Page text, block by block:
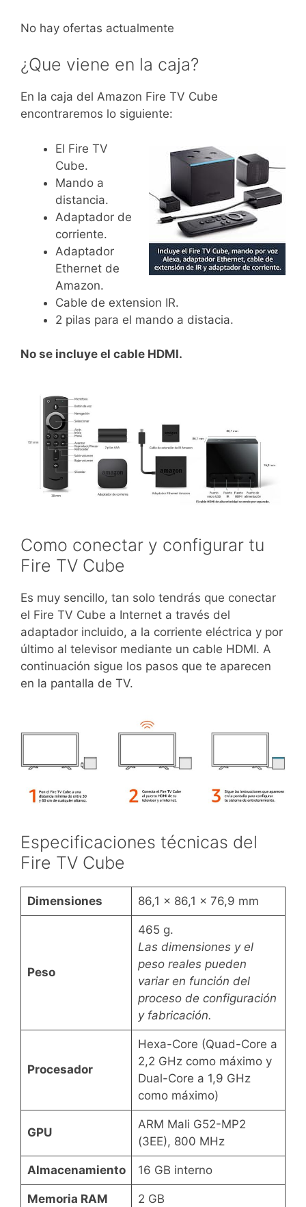
No hay ofertas actualmente
¿Que viene en la caja?
En la caja del Amazon Fire TV Cube
encontraremos lo siguiente:
El Fire TV
Cube.
Mando a
distancia.
Adaptador de
corriente.
Adaptador
Ethernet de
Amazon.
Cable de extension IR.
2 pilas para el mando a distacia.
No se incluye el cable HDMI.
Como conectar y configurar tu
Fire TV Cube
Es muy sencillo, tan solo tendrás que conectar
el Fire TV Cube a Internet a través del
adaptador incluido, a la corriente eléctrica y por
último al televisor mediante un cable HDMI. A
continuación sigue los pasos que te aparecen
en la pantalla de TV.
Especificaciones técnicas del
Fire TV Cube
Dimensiones 86,1 x 86,1 x 76,9 mm
Peso
465 g.
Las dimensiones y el
peso reales pueden
variar en función del
proceso de configuración
y fabricación.
Procesador
Hexa-Core (Quad-Core a
2,2 GHz como máximo y
Dual-Core a 1,9 GHz
como máximo)
GPU
ARM Mali G52-MP2
(3EE), 800 MHz
Almacenamiento 16 GB interno
Memoria RAM 2 GB